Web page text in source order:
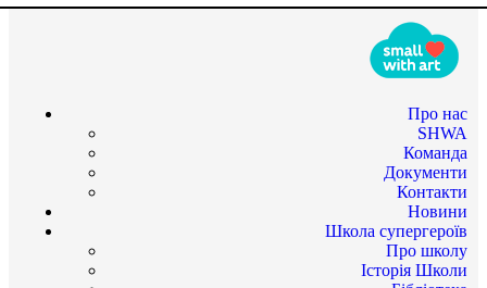
Про нас
SHWA
Команда
Документи
Контакти
Новини
Школа супергероїв
Про школу
Історія Школи